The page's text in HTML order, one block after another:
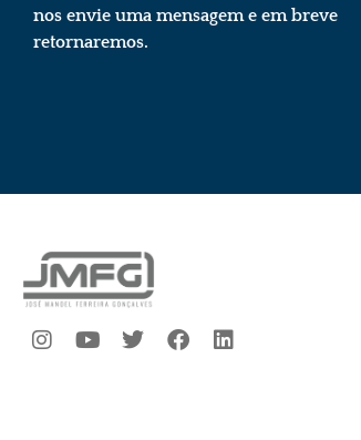
nos envie uma mensagem e em breve
retornaremos.